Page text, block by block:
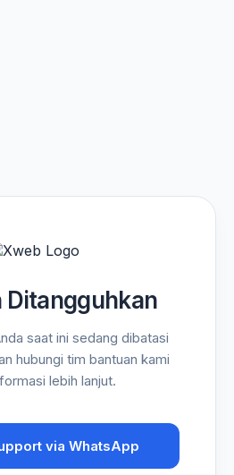
Ditangguhkan
saat ini sedang dibatasi
hubungi tim bantuan kami
lebih lanjut.
via WhatsApp